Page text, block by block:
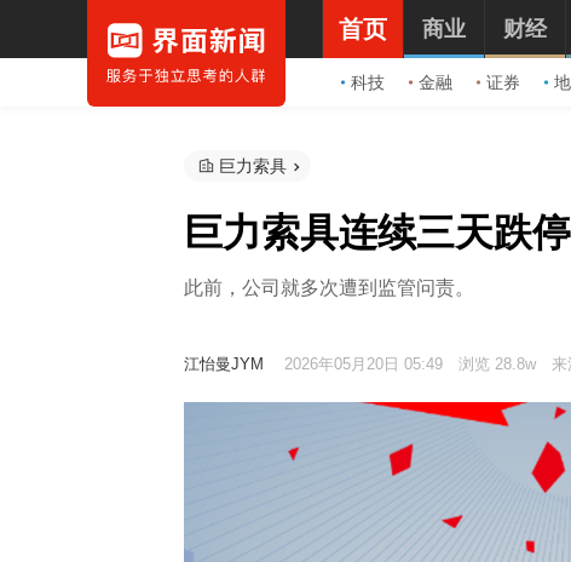
首页
科技 金融 证券
商业 财经
巨力索具
巨力索具连续三天跌
此前，公司就多次遭到监管问责。
江怡曼JYM 2026年05月20日 05:49 浏览 28.8w 来